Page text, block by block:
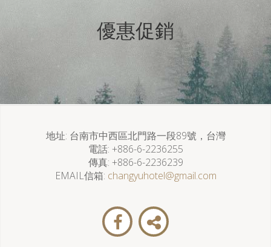
優惠促銷
地址 台南市中西區北門路一段89號，台灣
電話 +886-6-2236255
傳真 +886-6-2236239
EMAIL信箱 changyuhotel@gmail.com